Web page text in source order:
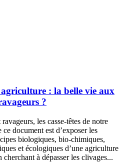
: la belle vie aux
?
les casse-têtes de notre
document est d’exposer les
biologiques, bio-chimiques,
et écologiques d’une agriculture
à dépasser les clivages...